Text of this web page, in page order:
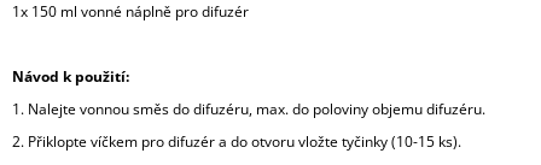
1x 150 ml vonné náplně pro difuzér
Návod k použití:
1. Nalejte vonnou směs do difuzéru, max. do poloviny objemu difuzéru.
2. Přiklopte víčkem pro difuzér a do otvoru vložte tyčinky (10-15 ks).